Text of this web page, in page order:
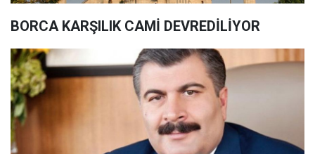
BORCA KARŞILIK CAMİ DEVREDİLİYOR